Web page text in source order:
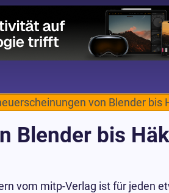
von Blender bis
Blender bis
vom mitp-Verlag ist für jeden